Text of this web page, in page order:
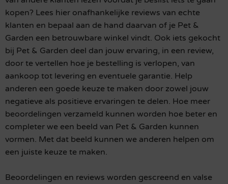
kopen? Lees hier onafhankelijke reviews van echte
klanten en bepaal aan de hand daarvan of je Pet &
Garden een betrouwbare winkel vindt. Ook iets gekocht
bij Pet & Garden deel dan jouw ervaring, in een review,
door te vertellen hoe je bestelling is verlopen, van
aankoop tot levering en eventuele garantie. Help
anderen een goede keuze te maken door zowel jouw
negatieve als positieve ervaringen te delen. Hoe meer
beoordelingen verzameld kunnen worden hoe beter en
completer we een beeld van Pet & Garden kunnen
vormen. Met dat beeld kunnen we anderen helpen om
een juiste keuze te maken.
Beoordelingen en reviews worden gescreend en valse